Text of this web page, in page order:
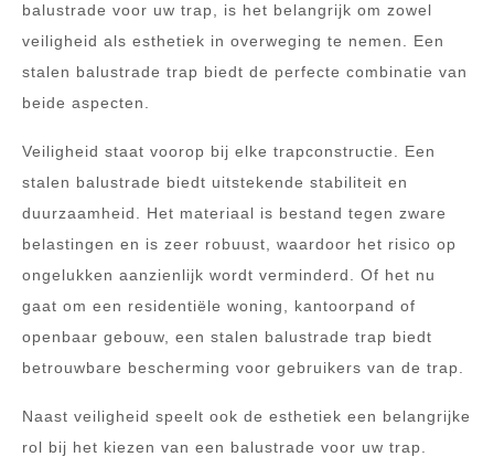
balustrade voor uw trap, is het belangrijk om zowel
veiligheid als esthetiek in overweging te nemen. Een
stalen balustrade trap biedt de perfecte combinatie van
beide aspecten.
Veiligheid staat voorop bij elke trapconstructie. Een
stalen balustrade biedt uitstekende stabiliteit en
duurzaamheid. Het materiaal is bestand tegen zware
belastingen en is zeer robuust, waardoor het risico op
ongelukken aanzienlijk wordt verminderd. Of het nu
gaat om een residentiële woning, kantoorpand of
openbaar gebouw, een stalen balustrade trap biedt
betrouwbare bescherming voor gebruikers van de trap.
Naast veiligheid speelt ook de esthetiek een belangrijke
rol bij het kiezen van een balustrade voor uw trap.